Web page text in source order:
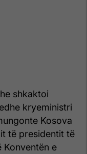
shkaktoi
kryeministri
Kosova
të presidentit të
Konventën e